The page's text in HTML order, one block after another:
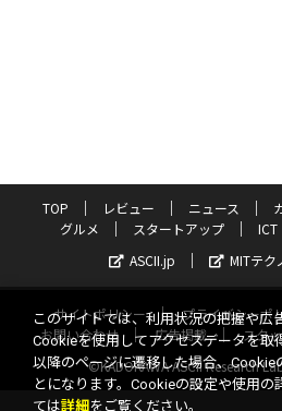
TOP レビュー ニュース
グルメ
スタートアップ ICT
ASCII.jp
MITテク
サイトポリシー プライバシーポ
お問い合わせ
広告掲載 スタ
©KADOKAWA ASCII Research
このサイトでは、利用状況の把握や広
Cookieを使用してアクセスデータを取
以降のページに遷移した場合、Cookie
とになります。Cookieの設定や使用の
ては詳細 をご覧ください。